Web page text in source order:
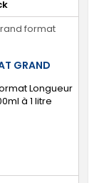
GRAND
Longueur
à 1 litre